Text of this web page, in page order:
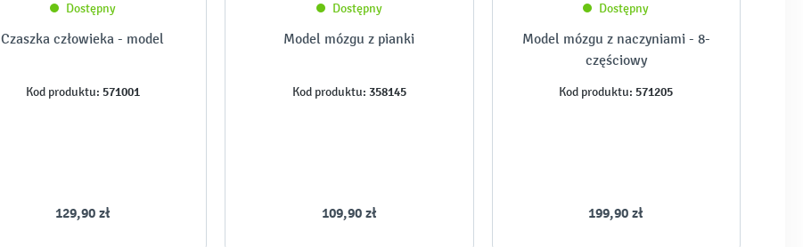
Dostępny
Czaszka człowieka - model
Kod produktu: 571001
129,90 zł
Dostępny
Model mózgu z pianki
Kod produktu: 358145
109,90 zł
Dostępny
Model mózgu z naczyniami - 8-
częściowy
Kod produktu: 571205
199,90 zł